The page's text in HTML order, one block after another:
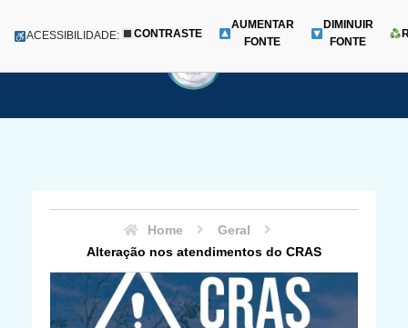
para
Menu
ACESSIBILIDADE: CONTRASTE
AUMENTAR
FONTE
DIMINUIR
FONTE
Home
Geral
Alteração nos atendimentos do CRAS